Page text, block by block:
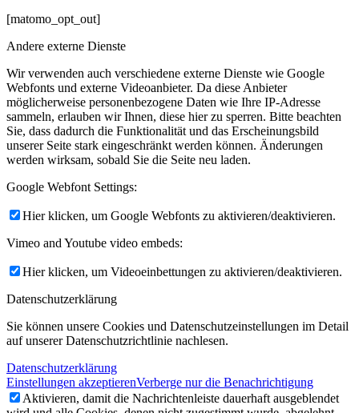
[matomo_opt_out]
Andere externe Dienste
Wir verwenden auch verschiedene externe Dienste wie Google
Webfonts und externe Videoanbieter. Da diese Anbieter
möglicherweise personenbezogene Daten wie Ihre IP-Adresse
sammeln, erlauben wir Ihnen, diese hier zu sperren. Bitte beachten
Sie, dass dadurch die Funktionalität und das Erscheinungsbild
unserer Seite stark eingeschränkt werden können. Änderungen
werden wirksam, sobald Sie die Seite neu laden.
Google Webfont Settings:
Hier klicken, um Google Webfonts zu aktivieren/deaktivieren.
Vimeo and Youtube video embeds:
Hier klicken, um Videoeinbettungen zu aktivieren/deaktivieren.
Datenschutzerklärung
Sie können unsere Cookies und Datenschutzeinstellungen im Detail
auf unserer Datenschutzrichtlinie nachlesen.
Datenschutzerklärung
Einstellungen akzeptierenVerberge nur die Benachrichtigung
Aktivieren, damit die Nachrichtenleiste dauerhaft ausgeblendet